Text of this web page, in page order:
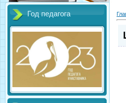
Год педагога